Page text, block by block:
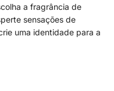
a fragrância de
sensações de
uma identidade para a